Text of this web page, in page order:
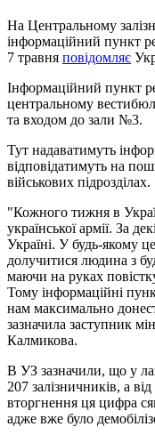
На Центральному
інформаційний пункт
7 травня повідомляє
Інформаційний пункт
центральному
та входом до зали №3.
Тут надаватимуть
відповідатимуть на
військових підрозділах.
"Кожного тижня в
української армії. За
Україні. У будь-якому
долучитися людина з
маючи на руках
Тому інформаційні
нам максимально
зазначила заступник
Калмикова.
В УЗ зазначили, що у
207 залізничників, а
вторгнення ця цифра
адже вже було